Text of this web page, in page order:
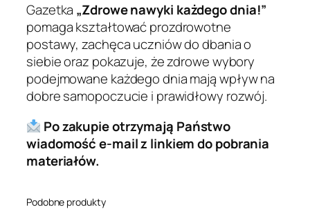
+
P
L
A
K
A
Gazetka „Zdrowe nawyki każdego dnia!”
pomaga kształtować prozdrowotne
postawy, zachęca uczniów do dbania o
siebie oraz pokazuje, że zdrowe wybory
podejmowane każdego dnia mają wpływ na
dobre samopoczucie i prawidłowy rozwój.
Po zakupie otrzymają Państwo
wiadomość e-mail z linkiem do pobrania
materiałów.
Podobne produkty